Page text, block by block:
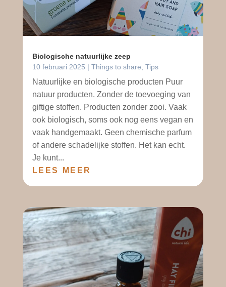
Biologische natuurlijke zeep
10 februari 2025 | Things to share Tips
Natuurlijke en biologische producten Puur
natuur producten. Zonder de toevoeging van
giftige stoffen. Producten zonder zooi. Vaak
ook biologisch, soms ook nog eens vegan en
vaak handgemaakt. Geen chemische parfum
of andere schadelijke stoffen. Het kan echt.
Je kunt...
LEES MEER